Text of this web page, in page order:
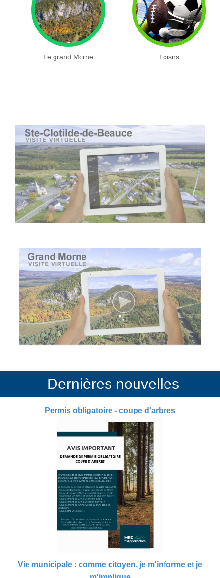
Le grand Morne Loisirs
Dernières nouvelles
Permis obligatoire - coupe d'arbres
Vie municipale : comme citoyen, je m'informe et je